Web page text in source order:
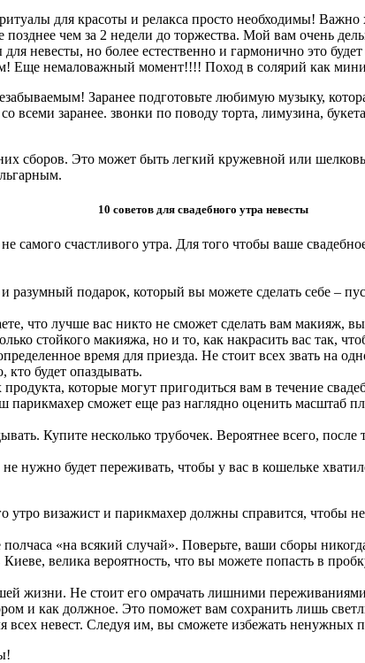
для красоты и релакса просто необходимы!
чем за 2 недели до торжества. Мой вам очень
невесты, но более естественно и гармонично это
Еще немаловажный момент!!!! Поход в солярий как
Заранее подготовьте любимую музыку,
всеми заранее. звонки по поводу торта, лимузина,
сборов. Это может быть легкий кружевной или
10 советов для свадебного утра невесты
самого счастливого утра. Для того чтобы ваше
подарок, который вы можете сделать себе –
что лучше вас никто не сможет сделать вам макияж,
стойкого макияжа, но и то, как накрасить вас так,
время для приезда. Не стоит всех звать на
будет опаздывать.
которые могут пригодиться вам в течение
парикмахер сможет еще раз наглядно оценить масштаб
Купите несколько трубочек. Вероятнее всего,
нужно будет переживать, чтобы у вас в кошельке
утро визажист и парикмахер должны справится, чтобы
«на всякий случай». Поверьте, ваши сборы
велика вероятность, что вы можете попасть в
жизни. Не стоит его омрачать лишними
и как должное. Это поможет вам сохранить лишь
всех невест. Следуя им, вы сможете избежать ненужных